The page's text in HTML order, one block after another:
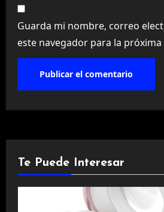
Guarda mi nombre, correo
este navegador para la
Te Puede Interesar